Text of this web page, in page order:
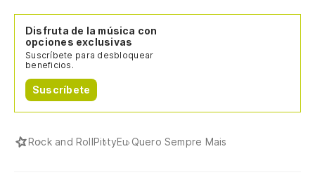
Disfruta de la música con
opciones exclusivas
Suscríbete para desbloquear
beneficios.
Suscríbete
Rock and RollPittyEu Quero Sempre Mais